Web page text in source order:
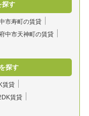
探す
市寿町の賃貸
府中市天神町の賃貸
探す
賃貸
賃貸